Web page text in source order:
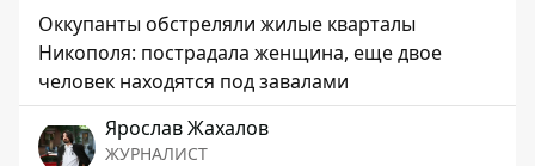
Оккупанты обстреляли жилые кварталы
Никополя: пострадала женщина, еще двое
человек находятся под завалами
Ярослав Жахалов
ЖУРНАЛИСТ